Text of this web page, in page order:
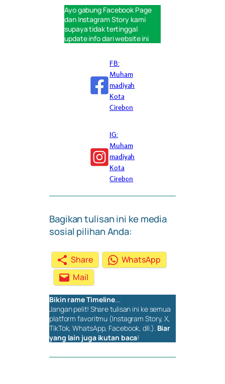
Ayo gabung Facebook Page
dan Instagram Story kami
supaya tidak tertinggal
update info dari website ini
FB:
Muham
madiyah
Kota
Cirebon
IG:
Muham
madiyah
Kota
Cirebon
Bagikan tulisan ini ke media
sosial pilihan Anda:
Share
WhatsApp
Mail
Bikin rameTimeline
Jangan pelit! Sharetulisan ini ke semua
platform favoritmu (Instagram Story, X,
TikTok, WhatsApp, Facebook, dll.). Biar
yang lain juga ikutan baca!